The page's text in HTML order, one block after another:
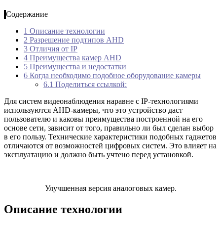
Содержание
1 Описание технологии
2 Разрешение подтипов AHD
3 Отличия от IP
4 Преимущества камер AHD
5 Преимущества и недостатки
6 Когда необходимо подобное оборудование камеры
6.1 Поделиться ссылкой:
Для систем видеонаблюдения наравне с IP-технологиями
используются AHD-камеры, что это устройство даст
пользователю и каковы преимущества построенной на его
основе сети, зависит от того, правильно ли был сделан выбор
в его пользу. Технические характеристики подобных гаджетов
отличаются от возможностей цифровых систем. Это влияет на
эксплуатацию и должно быть учтено перед установкой.
Улучшенная версия аналоговых камер.
Описание технологии